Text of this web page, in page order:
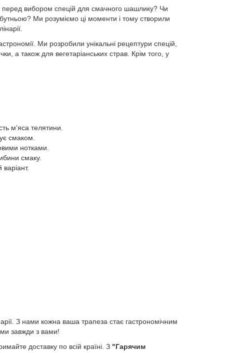
перед вибором спецій для смачного шашлику? Чи
Ми розуміємо ці моменти і тому створили
Ми розробили унікальні рецептури спецій,
а також для вегетаріанських страв. Крім того, у
м’яса телятини.
смаком.
нотками.
смаку.
З нами кожна ваша трапеза стає гастрономічним
завжди з вами!
доставку по всій країні. З "Гарячим